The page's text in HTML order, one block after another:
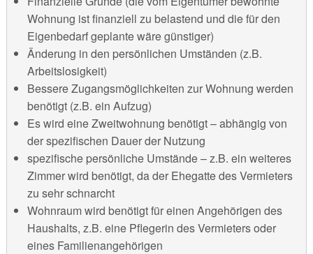
Wohnung ist finanziell zu belastend und die für den
Eigenbedarf geplante wäre günstiger)
Änderung in den persönlichen Umständen (z.B.
Arbeitslosigkeit)
Bessere Zugangsmöglichkeiten zur Wohnung werden
benötigt (z.B. ein Aufzug)
Es wird eine Zweitwohnung benötigt – abhängig von
der spezifischen Dauer der Nutzung
spezifische persönliche Umstände – z.B. ein weiteres
Zimmer wird benötigt, da der Ehegatte des Vermieters
zu sehr schnarcht
Wohnraum wird benötigt für einen Angehörigen des
Haushalts, z.B. eine Pflegerin des Vermieters oder
eines Familienangehörigen